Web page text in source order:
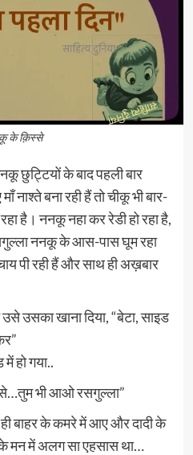
के क़िस्से
छुट्टियों के बाद पहली बार
बना रही हैं तो चीकू भी बार-
है। ननकू नहा कर रेडी हो रहा है,
ननकू के आस-पास घूम रहा
पी रही हैं और साथ ही अख़बार
उसका खाना दिया, “बेटा, साइड
हो गया..
से…तुम भी आओ रसगुल्ला”
बाहर के कमरे में आए और दादी के
मन में अलग सा एहसास था…